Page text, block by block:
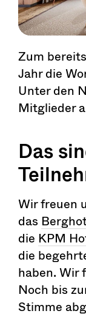
Zum
Jahr die
Unter den
Mitglieder
Das
Wir freuen
das
die KPM
die
haben. Wir
Noch bis
Stimme